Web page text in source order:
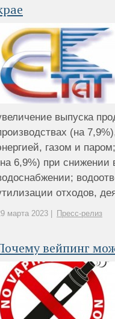
выпуска
(на
газом и
6,9%) при снижении
отходов,
марта 2023 | Пресс-релиз
вейпинг